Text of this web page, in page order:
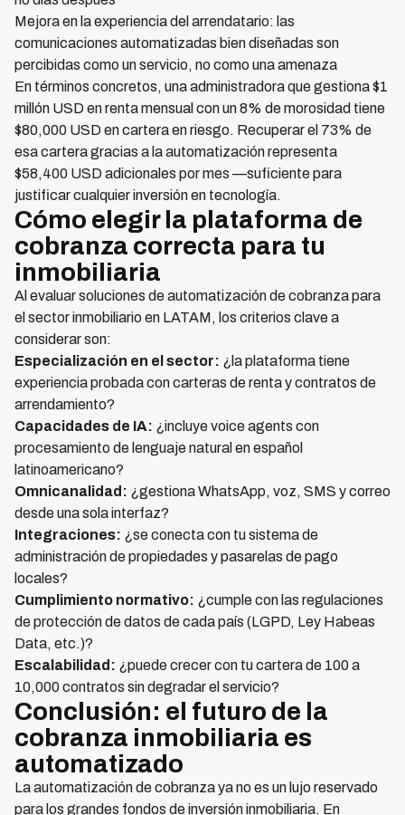
Mejora en la experiencia del arrendatario: las
comunicaciones automatizadas bien diseñadas son
percibidas como un servicio, no como una amenaza
En términos concretos, una administradora que gestiona $1
millón USD en renta mensual con un 8% de morosidad tiene
$80,000 USD en cartera en riesgo. Recuperar el 73% de
esa cartera gracias a la automatización representa
$58,400 USD adicionales por mes —suficiente para
justificar cualquier inversión en tecnología.
Cómo elegir la plataforma de
cobranza correcta para tu
inmobiliaria
Al evaluar soluciones de automatización de cobranza para
el sector inmobiliario en LATAM, los criterios clave a
considerar son:
Especialización en el sector: ¿la plataforma tiene
experiencia probada con carteras de renta y contratos de
arrendamiento?
Capacidades de IA: ¿incluye voice agents con
procesamiento de lenguaje natural en español
latinoamericano?
Omnicanalidad: ¿gestiona WhatsApp, voz, SMS y correo
desde una sola interfaz?
Integraciones: ¿se conecta con tu sistema de
administración de propiedades y pasarelas de pago
locales?
Cumplimiento normativo: ¿cumple con las regulaciones
de protección de datos de cada país (LGPD, Ley Habeas
Data, etc.)?
Escalabilidad: ¿puede crecer con tu cartera de 100 a
10,000 contratos sin degradar el servicio?
Conclusión: el futuro de la
cobranza inmobiliaria es
automatizado
La automatización de cobranza ya no es un lujo reservado
para los grandes fondos de inversión inmobiliaria. En